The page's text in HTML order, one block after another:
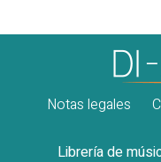
Notas legales
Librería de